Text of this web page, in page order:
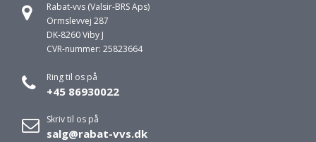
Rabat-vvs (Valsir-BRS Aps)
Ormslevvej 287
DK-8260 Viby J
CVR-nummer: 25823664
Ring til os på
+45 86930022
Skriv til os på
salg@rabat-vvs.dk